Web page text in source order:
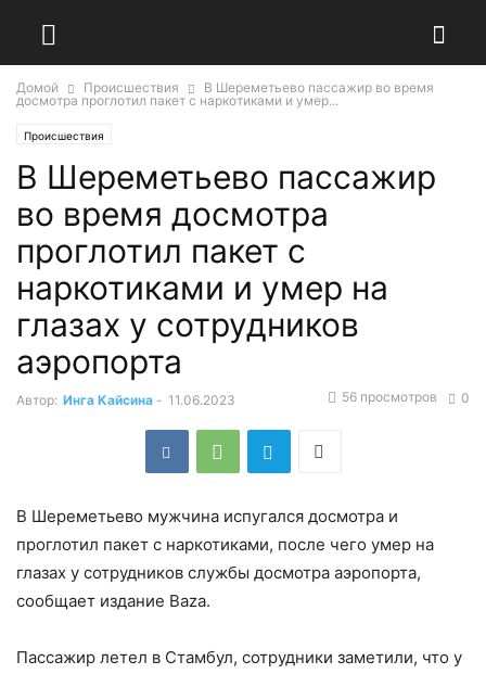
Домой Происшествия
В Шереметьево пассажир во время
досмотра проглотил пакет с наркотиками и умер...
Происшествия
В Шереметьево пассажир
во время досмотра
проглотил пакет с
наркотиками и умер на
глазах у сотрудников
аэропорта
Автор: Инга Кайсина - 11.06.2023 0
56 просмотров
В Шереметьево мужчина испугался досмотра и
проглотил пакет с наркотиками, после чего умер на
глазах у сотрудников службы досмотра аэропорта,
сообщает издание Baza.
Пассажир летел в Стамбул, сотрудники заметили, что у